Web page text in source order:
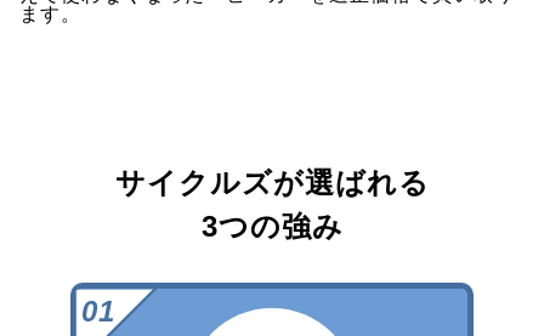
ます。
サイクルズが選ばれる
3つの強み